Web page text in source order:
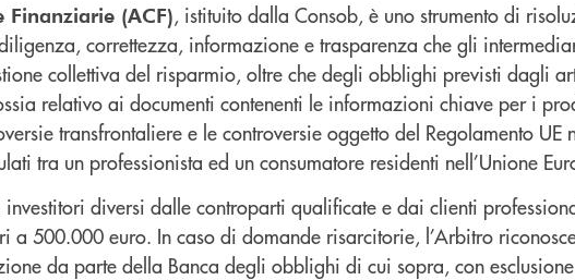
(ACF), istituito dalla Consob, è uno strumento di
correttezza, informazione e trasparenza che gli
collettiva del risparmio, oltre che degli obblighi previsti dagli
relativo ai documenti contenenti le informazioni chiave per i
transfrontaliere e le controversie oggetto del Regolamento
tra un professionista ed un consumatore residenti nell’Unione
diversi dalle controparti qualificate e dai clienti
a 500.000 euro. In caso di domande risarcitorie, l’Arbitro
da parte della Banca degli obblighi di cui sopra, con